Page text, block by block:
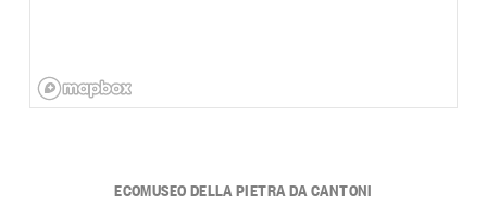
ECOMUSEO DELLA PIETRA DA CANTONI